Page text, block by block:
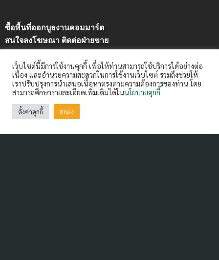
ซื้อพื้นที่ออกบูธงานคอมมาร์ต
สนใจลงโฆษณา ติดต่อฝ่ายขาย
คุณวันวิสาข์ คำหอมรื่น (แนน)
08-1668-2221 email : wanvisak@arip.co.th
ฝากข่าวประชาสัมพันธ์
Contact us:ctm@arip.co.th
เว็บไซต์นี้มีการใช้งานคุกกี้ เพื่อให้ท่านสามารถใช้บริการได้อย่างต่อ
เนื่อง และอำนวยความสะดวกในการใช้งานเว็บไซต์ รวมถึงช่วยให้
เราปรับปรุงการนำเสนอเนื้อหาตรงตามความต้องการของท่าน โดย
สามารถศึกษารายละเอียดเพิ่มเติมได้ในนโยบายคุกกี้
ตั้งค่าคุกกี้ ตกลง